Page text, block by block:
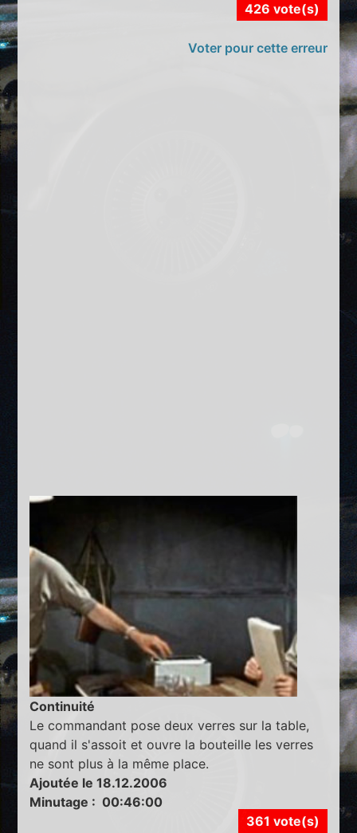
426 vote(s)
Voter pour cette erreur
Continuité
Le commandant pose deux verres sur la table,
quand il s'assoit et ouvre la bouteille les verres
ne sont plus à la même place.
Ajoutée le 18.12.2006
Minutage : 00:46:00
361 vote(s)